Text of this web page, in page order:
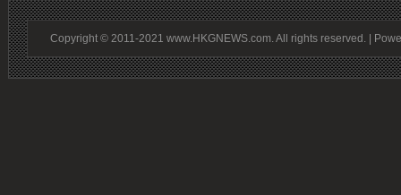
Copyright © 2011-2021 www.HKGNEWS.com. All rights reserved. |